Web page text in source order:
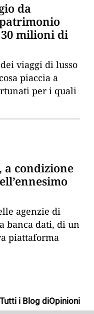
da
milioni di
viaggi di lusso
piaccia a
per i quali
a condizione
agenzie di
banca dati, di un
piattaforma
Tutti i Blog diOpinioni